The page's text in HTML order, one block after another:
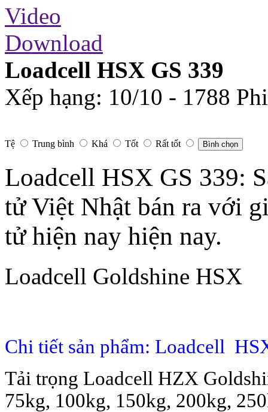
Video
Download
Loadcell HSX GS 339
Xếp hạng: 10/10 - 1788
Tệ Trung bình Khá Tốt Rất tốt Bình chọn
Loadcell HSX GS 339:
tử Việt Nhật bán ra với
tử hiện nay hiện nay.
Loadcell Goldshine HSX
Chi tiết sản phẩm: Loadcell
Tải trọng Loadcell HZX
75kg, 100kg, 150kg, 200kg,